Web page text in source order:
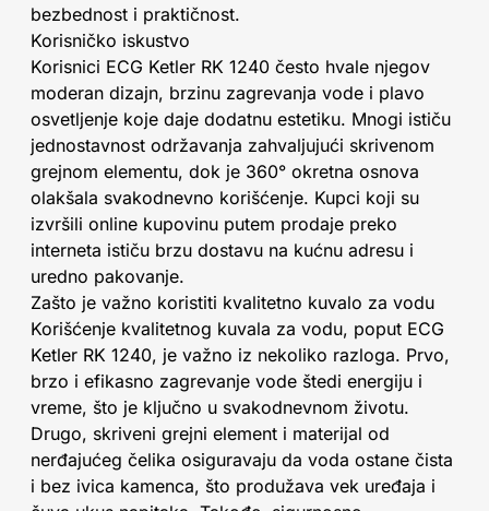
bezbednost i praktičnost.
Korisničko iskustvo
Korisnici ECG Ketler RK 1240 često hvale njegov
moderan dizajn, brzinu zagrevanja vode i plavo
osvetljenje koje daje dodatnu estetiku. Mnogi ističu
jednostavnost održavanja zahvaljujući skrivenom
grejnom elementu, dok je 360° okretna osnova
olakšala svakodnevno korišćenje. Kupci koji su
izvršili online kupovinu putem prodaje preko
interneta ističu brzu dostavu na kućnu adresu i
uredno pakovanje.
Zašto je važno koristiti kvalitetno kuvalo za vodu
Korišćenje kvalitetnog kuvala za vodu, poput ECG
Ketler RK 1240, je važno iz nekoliko razloga. Prvo,
brzo i efikasno zagrevanje vode štedi energiju i
vreme, što je ključno u svakodnevnom životu.
Drugo, skriveni grejni element i materijal od
nerđajućeg čelika osiguravaju da voda ostane čista
i bez ivica kamenca, što produžava vek uređaja i